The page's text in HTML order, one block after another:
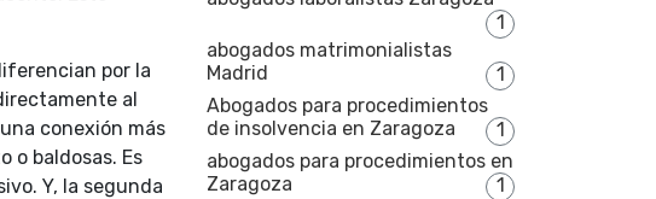
por la
al
conexión más
o baldosas. Es
Y, la segunda
1
abogados matrimonialistas
Madrid
1
Abogados para procedimientos
de insolvencia en Zaragoza
1
abogados para procedimientos en
Zaragoza
1